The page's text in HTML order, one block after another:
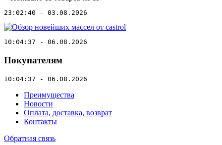
23:02:40 - 03.08.2026
10:04:37 - 06.08.2026
Покупателям
10:04:37 - 06.08.2026
Преимущества
Новости
Оплата, доставка, возврат
Контакты
Обратная связь